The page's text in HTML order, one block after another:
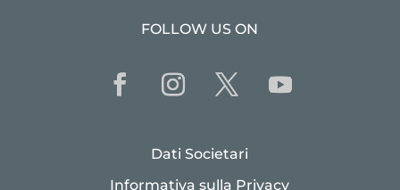
FOLLOW US ON
Dati Societari
Informativa sulla Privacy